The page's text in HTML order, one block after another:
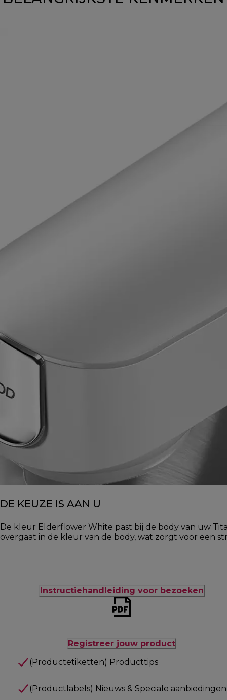
DE KEUZE IS AAN U
De kleur Elderflower White past bij de body van uw
overgaat in de kleur van de body, wat zorgt voor een
Instructiehandleiding voor bezoeken
Registreer jouw product
(Productetiketten) Producttips
(Productlabels) Nieuws & Speciale aanbiedingen